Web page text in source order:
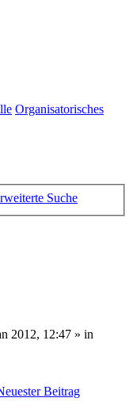
Organisatorisches
Suche
2012, 12:47 » in
Beitrag